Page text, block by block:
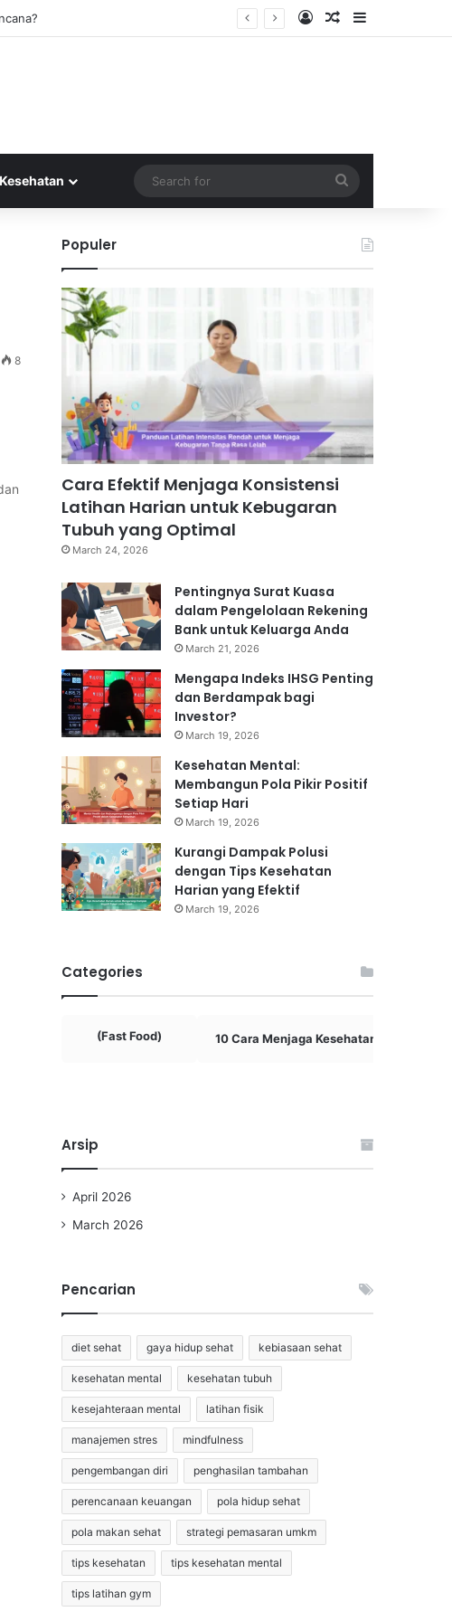
Log InRandom Article
Sidebar
Kesehatan
for
8
Populer
Cara Efektif Menjaga Konsistensi
Latihan Harian untuk Kebugaran
Tubuh yang Optimal
March 24, 2026
Pentingnya Surat Kuasa
dalam Pengelolaan Rekening
Bank untuk Keluarga Anda
March 21, 2026
Mengapa Indeks IHSG Penting
dan Berdampak bagi
Investor?
March 19, 2026
Kesehatan Mental:
Membangun Pola Pikir Positif
Setiap Hari
March 19, 2026
Kurangi Dampak Polusi
dengan Tips Kesehatan
Harian yang Efektif
March 19, 2026
Categories
(Fast Food) 10 Cara Menjaga Kesehatan Mental
Arsip
April 2026
March 2026
Pencarian
diet sehat gaya hidup sehat kebiasaan sehat
kesehatan mental kesehatan tubuh
kesejahteraan mental latihan fisik
manajemen stres mindfulness
pengembangan diri penghasilan tambahan
perencanaan keuangan pola hidup sehat
pola makan sehat strategi pemasaran umkm
tips kesehatan tips kesehatan mental
tips latihan gym